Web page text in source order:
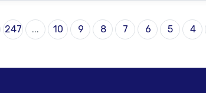
4
5
6
7
8
9
10
...
247